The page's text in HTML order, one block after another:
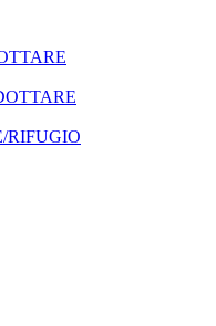
RIFUGIO